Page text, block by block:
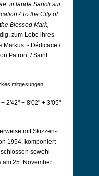
in laude Sancti sui
/ To the City of
Blessed Mark,
zum Lobe ihres
Markus. - Dédicace /
Patron, / Saint
mitgesungen.
2'42" + 8'02" + 3'05"
mit Skizzen-
1954, komponiert
sowohl
am 25. November